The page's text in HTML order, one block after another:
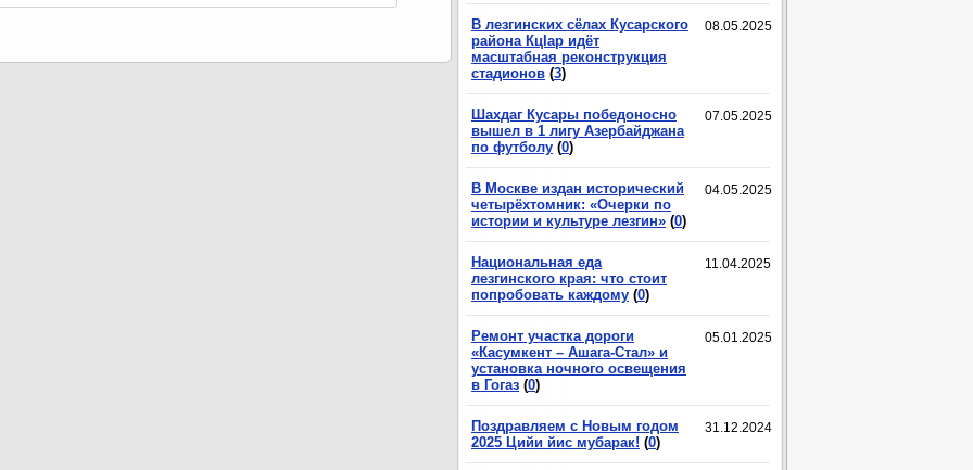
08.05.2025
В лезгинских сёлах Кусарского
района КцIар идёт
масштабная реконструкция
стадионов (3)
07.05.2025
Шахдаг Кусары победоносно
вышел в 1 лигу Азербайджана
по футболу (0)
04.05.2025
В Москве издан исторический
четырёхтомник: «Очерки по
истории и культуре лезгин» (0)
11.04.2025
Национальная еда
лезгинского края: что стоит
попробовать каждому (0)
05.01.2025
Ремонт участка дороги
«Касумкент – Ашага-Стал» и
установка ночного освещения
в Гогаз (0)
31.12.2024
Поздравляем с Новым годом
2025 Цийи йис мубарак! (0)